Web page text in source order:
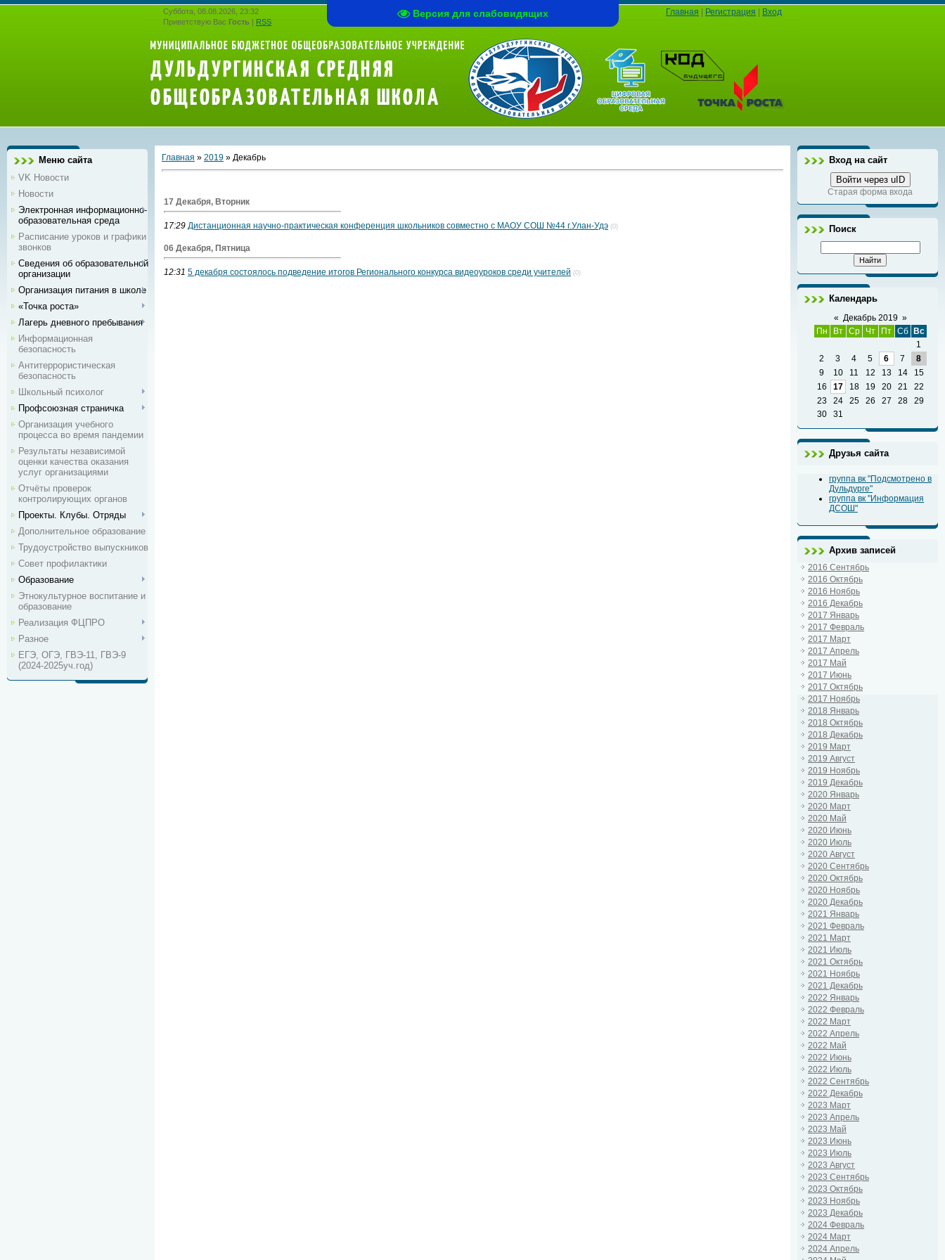
Версия для слабовидящих
Суббота, 08.08.2026, 23:32
Приветствую Вас Гость | RSS
Главная Регистрация Вход
Меню сайта
VK Новости
Новости
Электронная информационно-
образовательная среда
Расписание уроков и графики
звонков
Сведения об образовательной
организации
Организация питания в школе
«Точка роста»
Лагерь дневного пребывания
Информационная
безопасность
Антитеррористическая
безопасность
Школьный психолог
Профсоюзная страничка
Организация учебного
процесса во время пандемии
Результаты независимой
оценки качества оказания
услуг организациями
Отчёты проверок
контролирующих органов
Проекты. Клубы. Отряды
Дополнительное образование
Трудоустройство выпускников
Совет профилактики
Образование
Этнокультурное воспитание и
образование
Реализация ФЦПРО
Разное
ЕГЭ, ОГЭ, ГВЭ-11, ГВЭ-9
(2024-2025уч.год)
Главная » 2019 » Декабрь
17 Декабря, Вторник
17:29 Дистанционная научно-практическая конференция школьников совместно с МАОУ СОШ №44 г.Улан-Удэ (0)
06 Декабря, Пятница
12:31 5 декабря состоялось подведение итогов Регионального конкурса видеоуроков среди учителей (0)
Вход на сайт
Войти через uID
Старая форма входа
Поиск
Календарь
« Декабрь 2019 »
Пн
Вт Ср Чт Пт Сб
Вс
1
2
3 4 5 6 7
8
9
10 11 12 13 14
15
16
17 18 19 20 21
22
23
24 25 26 27 28
29
30
31
Друзья сайта
группа вк "Подсмотрено в
Дульдурге"
группа вк "Информация
ДСОШ"
Архив записей
2016 Сентябрь
2016 Октябрь
2016 Ноябрь
2016 Декабрь
2017 Январь
2017 Февраль
2017 Март
2017 Апрель
2017 Май
2017 Июнь
2017 Октябрь
2017 Ноябрь
2018 Январь
2018 Октябрь
2018 Декабрь
2019 Март
2019 Август
2019 Ноябрь
2019 Декабрь
2020 Январь
2020 Март
2020 Май
2020 Июнь
2020 Июль
2020 Август
2020 Сентябрь
2020 Октябрь
2020 Ноябрь
2020 Декабрь
2021 Январь
2021 Февраль
2021 Март
2021 Июль
2021 Октябрь
2021 Ноябрь
2021 Декабрь
2022 Январь
2022 Февраль
2022 Март
2022 Апрель
2022 Май
2022 Июнь
2022 Июль
2022 Сентябрь
2022 Декабрь
2023 Март
2023 Апрель
2023 Май
2023 Июнь
2023 Июль
2023 Август
2023 Сентябрь
2023 Октябрь
2023 Ноябрь
2023 Декабрь
2024 Февраль
2024 Март
2024 Апрель